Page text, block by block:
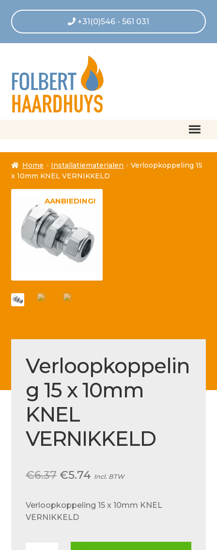
+31(0)546 - 561 031
Afrekenen
Algemene voorwaarden
Betaling geannuleerd
Betaling voltooid
FAQ
Klantenservice
Betaalmethode
Mijn account
Over ons
Ons team
Retouren – Geschillen – Garantie
Home Installatiematerialen
Verloopkoppeling 15
x 10mm KNEL VERNIKKELD
AANBIEDING!
Verloopkoppelin
g 15 x 10mm
KNEL
VERNIKKELD
€6.37 Oorspronkelijke
was:
€5.74Huidige
is:
Incl. BTW
Verloopkoppeling 15 x 10mm KNEL
VERNIKKELD